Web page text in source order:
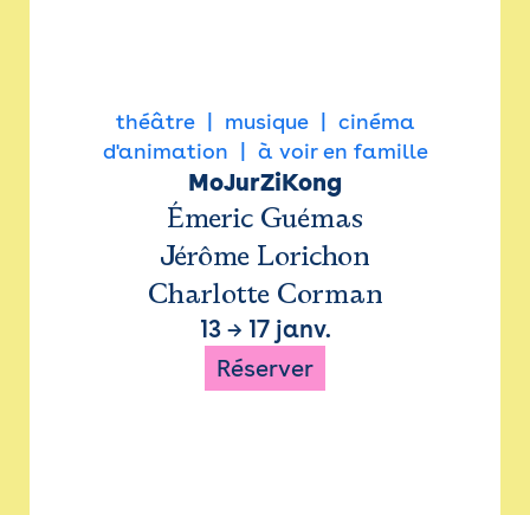
théâtre musique
cinéma
d'animation
à voir en famille
MoJurZiKong
Émeric Guémas
Jérôme Lorichon
Charlotte Corman
13→ 17 janv.
Réserver